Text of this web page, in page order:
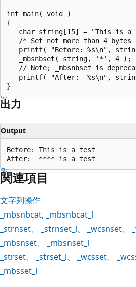
int main( void )
{
char string[15] = "This is a
/* Set not more than 4 bytes
printf( "Before: %s\n",
_mbsnbset( string, '*', 4 );
// Note; _mbsnbset is
printf( "After:  %s\n",
出力
Output
Before: This is a test
関連項目
文字列操作
_mbsnbcat, _mbsnbcat_l
_strnset、 _strnset_l、 _wcsnset、
_mbsnset、
_mbsnset_l
_strset、 _strset_l、 _wcsset、
_mbsset_l